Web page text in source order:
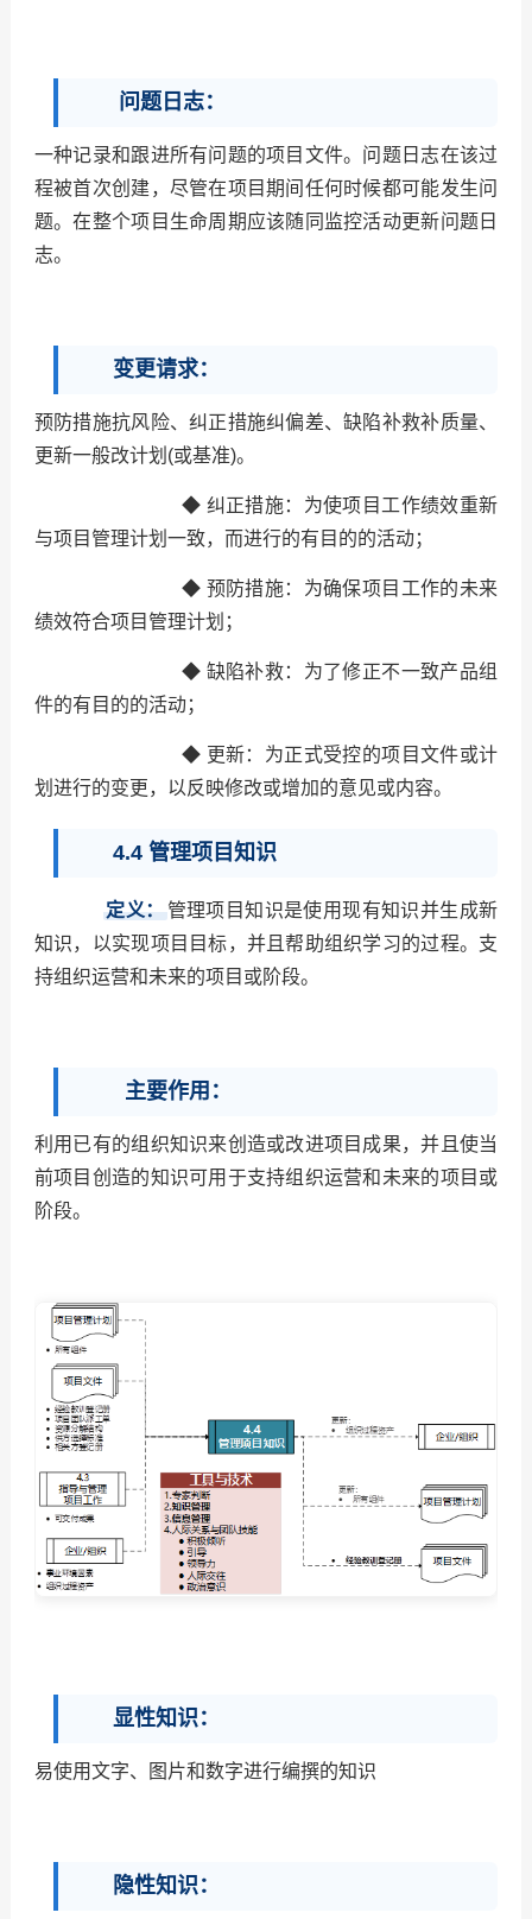
问题日志：
一种记录和跟进所有问题的项目文件。问题日志在该过
程被首次创建，尽管在项目期间任何时候都可能发生问
题。在整个项目生命周期应该随同监控活动更新问题日
志。
变更请求：
预防措施抗风险、纠正措施纠偏差、缺陷补救补质量、
更新一般改计划(或基准)。
◆ 纠正措施：为使项目工作绩效重新
与项目管理计划一致，而进行的有目的的活动；
◆ 预防措施：为确保项目工作的未来
绩效符合项目管理计划；
◆ 缺陷补救：为了修正不一致产品组
件的有目的的活动；
◆ 更新：为正式受控的项目文件或计
划进行的变更，以反映修改或增加的意见或内容。
4.4 管理项目知识
定义：管理项目知识是使用现有知识并生成新
知识，以实现项目目标，并且帮助组织学习的过程。支
持组织运营和未来的项目或阶段。
主要作用：
利用已有的组织知识来创造或改进项目成果，并且使当
前项目创造的知识可用于支持组织运营和未来的项目或
阶段。
显性知识：
易使用文字、图片和数字进行编撰的知识
隐性知识：